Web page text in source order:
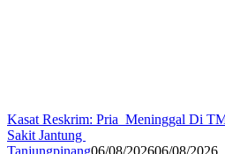
Kasat Reskrim: Pria Meninggal Di
Sakit Jantung
Tanjungpinang06/08/202606/08/2026